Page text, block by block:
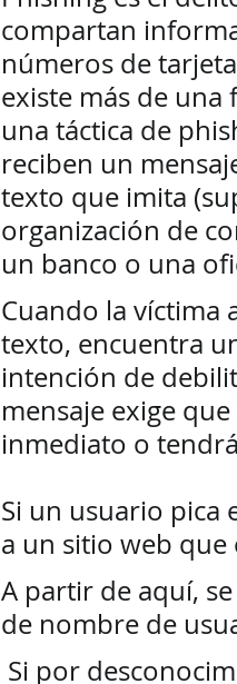
compartan
números de
existe más de
una táctica de
reciben un
texto que imita
organización de
un banco o una
Cuando la víctima
texto, encuentra
intención de
mensaje exige
inmediato o
Si un usuario pica
a un sitio web
A partir de aquí,
de nombre de